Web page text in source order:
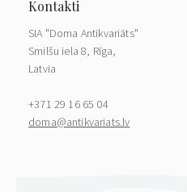
SIA "Doma Antikvariāts"
Smilšu iela 8, Rīga,
Latvia
+371 29 16 65 04
doma@antikvariats.lv